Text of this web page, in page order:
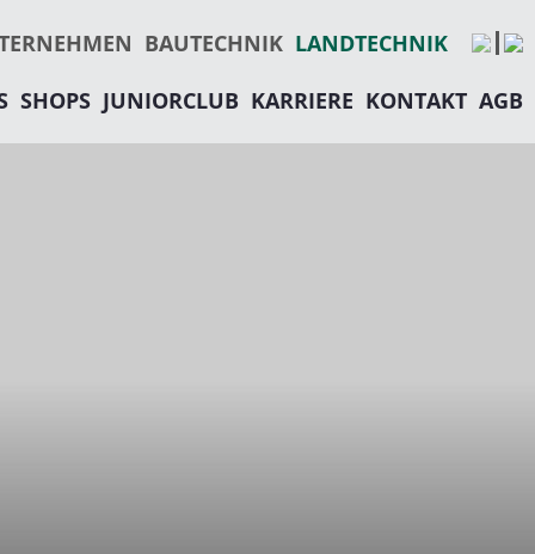
BAUTECHNIK LANDTECHNIK
SHOPS JUNIORCLUB KARRIERE KONTAKT AGB